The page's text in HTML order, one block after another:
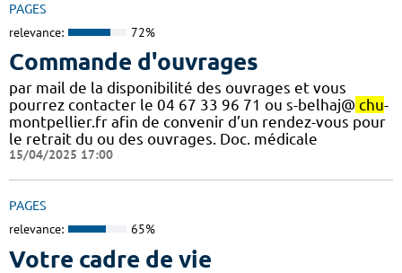
PAGES
relevance: 72%
Commande d'ouvrages
par mail de la disponibilité des ouvrages et vous
pourrez contacter le 04 67 33 96 71 ou s-belhaj@ chu-
montpellier.fr afin de convenir d’un rendez-vous pour
le retrait du ou des ouvrages. Doc. médicale
15/04/2025 17:00
PAGES
relevance: 65%
Votre cadre de vie